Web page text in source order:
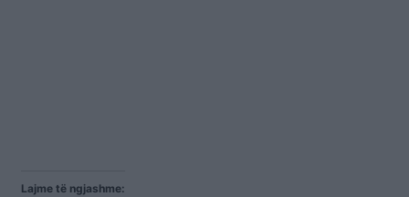
Lajme të ngjashme: